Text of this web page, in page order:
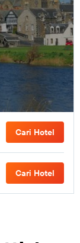
Cari Hotel
Cari Hotel